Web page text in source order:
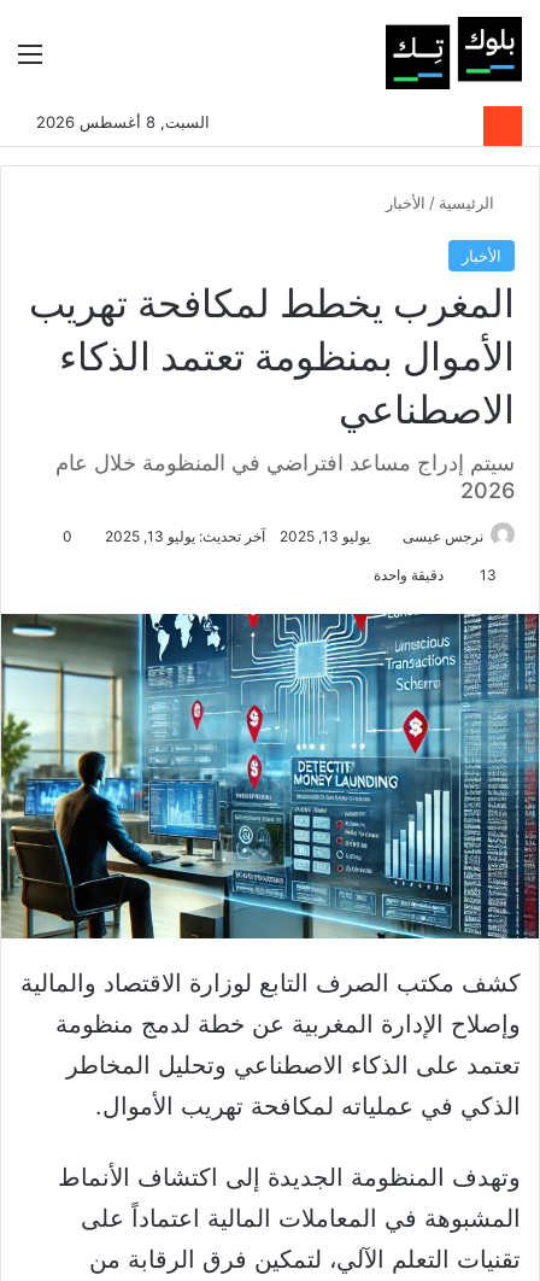
بحثالوضع
السبت, 8 أغسطس 2026
الرئيسية / الأخبار
الأخبار
المغرب يخطط لمكافحة تهريب
الأموال بمنظومة تعتمد الذكاء
الاصطناعي
سيتم إدراج مساعد افتراضي في المنظومة خلال عام
2026
نرجس عيسى يوليو 13, 2025 آخر تحديث: يوليو 13, 2025 0
13 دقيقة واحدة
كشف مكتب الصرف التابع لوزارة الاقتصاد والمالية
وإصلاح الإدارة المغربية عن خطة لدمج منظومة
تعتمد على الذكاء الاصطناعي وتحليل المخاطر
الذكي في عملياته لمكافحة تهريب الأموال.
وتهدف المنظومة الجديدة إلى اكتشاف الأنماط
المشبوهة في المعاملات المالية اعتماداً على
تقنيات التعلم الآلي، لتمكين فرق الرقابة من